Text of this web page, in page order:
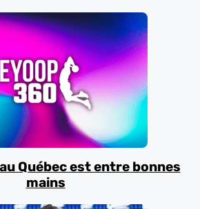
Québec est entre bonnes
mains